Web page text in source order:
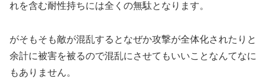
れを含む耐性持ちには全くの無駄となります。
がそもそも敵が混乱するとなぜか攻撃が全体化されたりと
余計に被害を被るので混乱にさせてもいいことなんてなに
もありません。